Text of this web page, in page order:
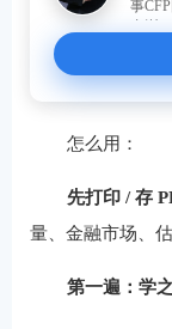
事
怎么用：
先打印 / 存
量、金融市场、估
第一遍：学